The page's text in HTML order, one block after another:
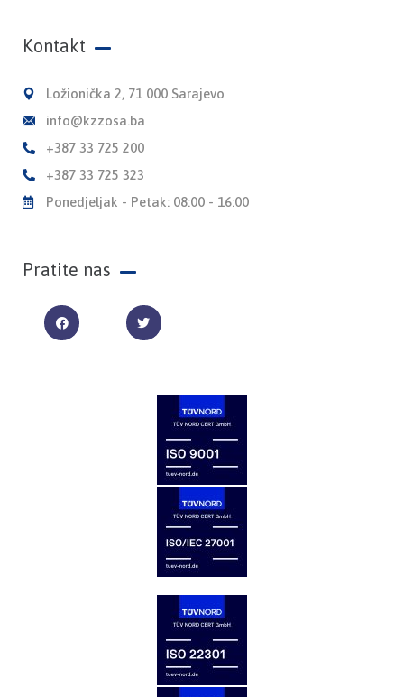
Kontakt
Ložionička 2, 71 000 Sarajevo
info@kzzosa.ba
+387 33 725 200
+387 33 725 323
Ponedjeljak - Petak: 08:00 - 16:00
Pratite nas